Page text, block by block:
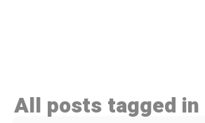
All posts tagged